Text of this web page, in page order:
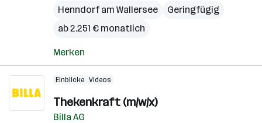
Henndorf am Wallersee
Geringfügig
ab 2.251 € monatlich
Merken
Einblicke Videos
Thekenkraft (m/w/x)
Billa AG